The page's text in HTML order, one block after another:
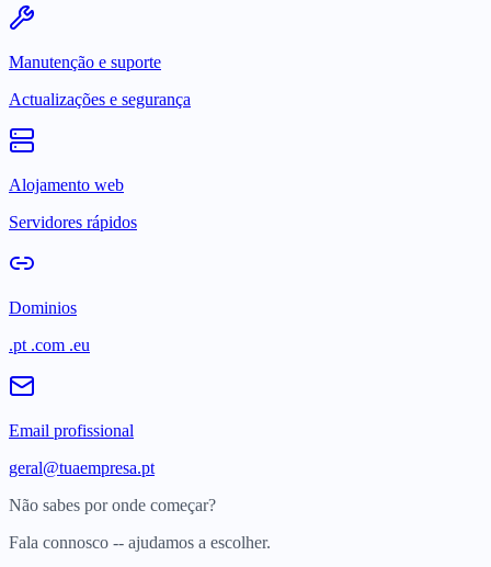
Manutenção e suporte
Actualizações e segurança
Alojamento web
Servidores rápidos
Dominios
.pt .com .eu
Email profissional
geral@tuaempresa.pt
Não sabes por onde começar?
Fala connosco -- ajudamos a escolher.